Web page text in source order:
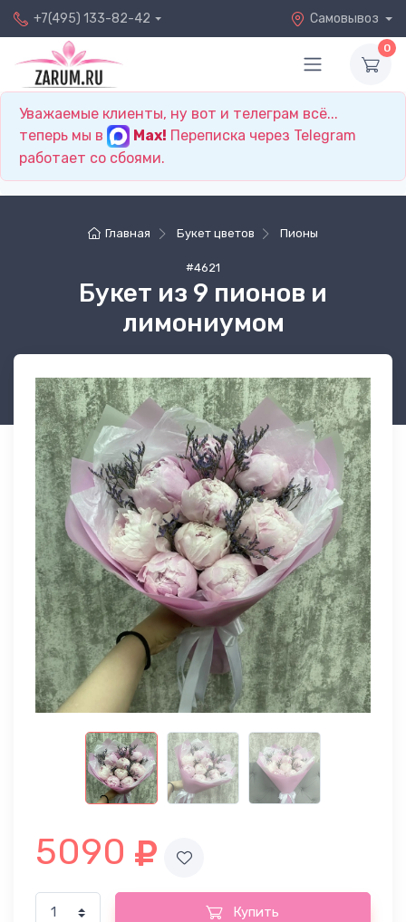
+7(495) 133-82-42 Самовывоз
0
Уважаемые клиенты, ну вот и телеграм всё...
теперь мы в
Max! Переписка через Telegram
работает со сбоями.
Главная Букет цветов Пионы
#4621
Букет из 9 пионов и
лимониумом
5090
Купить